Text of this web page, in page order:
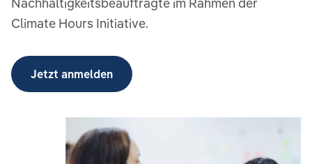
Climate Hours Initiative.
Jetzt anmelden